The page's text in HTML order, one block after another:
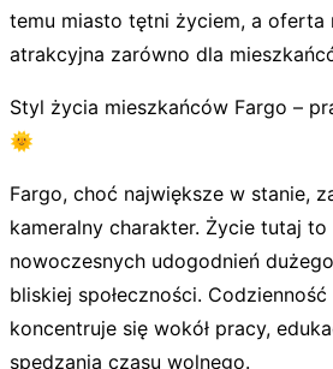
temu miasto tętni życiem, a oferta
atrakcyjna zarówno dla
Styl życia mieszkańców Fargo –
🌞
Fargo, choć największe w stanie,
kameralny charakter. Życie tutaj to
nowoczesnych udogodnień
bliskiej społeczności.
koncentruje się wokół pracy,
spędzania czasu wolnego.